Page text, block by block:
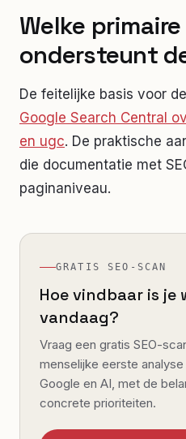
Welke
ondersteunt
De feitelijke basis voor
Google Search Central
en ugc. De praktische
die documentatie met
paginaniveau.
GRATIS SEO-SCAN
Hoe vindbaar is je
vandaag?
Vraag een gratis SEO-
menselijke eerste
Google en AI, met de
concrete prioriteiten.